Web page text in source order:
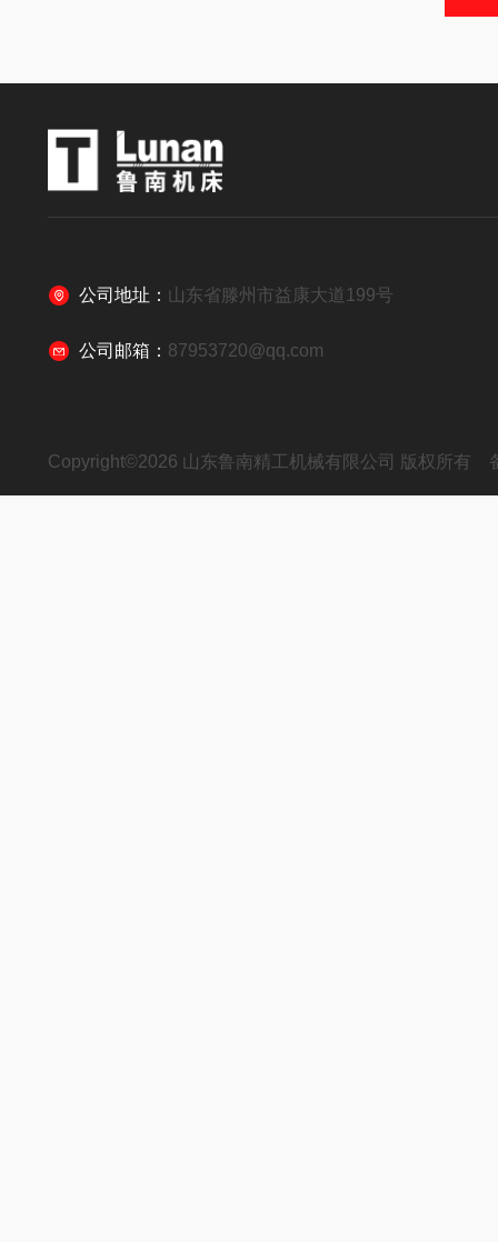
公司地址： 山东省滕州市益康大道199号
公司邮箱： 87953720@qq.com
Copyright©2026 山东鲁南精工机械有限公司 版权所有